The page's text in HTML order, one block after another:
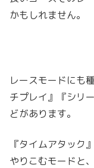
かもしれません。
レースモードにも
チプレイ』『シリ
どがあります。
『タイムアタック
やりこむモードと